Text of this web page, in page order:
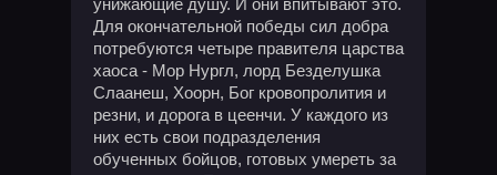
унижающие душу. И они впитывают это.
Для окончательной победы сил добра
потребуются четыре правителя царства
хаоса - Мор Нургл, лорд Безделушка
Слаанеш, Хоорн, Бог кровопролития и
резни, и дорога в цеенчи. У каждого из
них есть свои подразделения
обученных бойцов, готовых умереть за